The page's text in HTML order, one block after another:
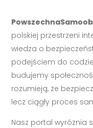
polskiej przestrzeni
wiedza o
podejściem do
budujemy
rozumieją, że
lecz ciągły proces
Nasz portal wyróżnia